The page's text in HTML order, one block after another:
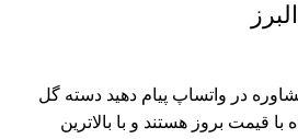
در واتساپ پیام دهید دسته گل
قیمت بروز هستند و با بالاترین